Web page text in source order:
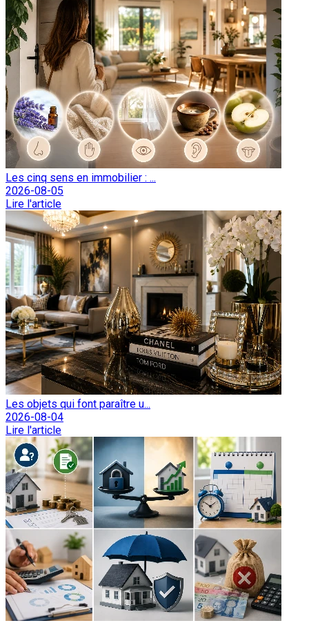
Les cinq sens en immobilier : ...
2026-08-05
Lire l'article
Les objets qui font paraître u...
2026-08-04
Lire l'article